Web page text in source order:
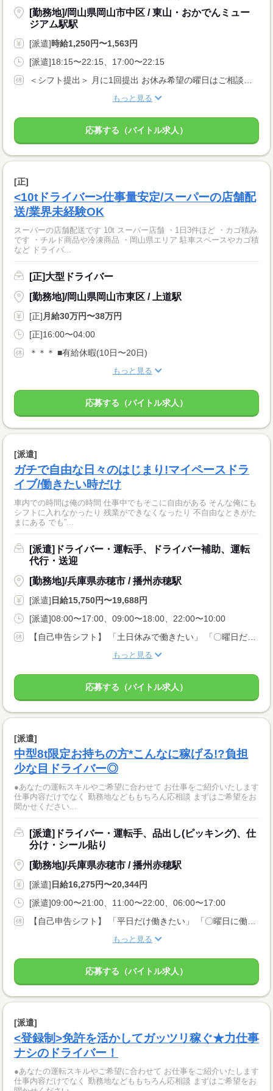
[勤務地]/岡山県岡山市中区 / 東山・おかでんミュー
ジアム駅駅
[派遣]時給1,250円〜1,563円
[派遣]18:15〜22:15、17:00〜22:15
＜シフト提出＞ 月に1回提出 お休み希望の曜日はご相談ください ＜歓迎！＞ 土日祝、年末、お正月、お盆、ゴールデンウィークの連休や、 クリスマス、バレンタインなどイベント時に出勤可能な方大歓迎！
もっと見る
応募する（バイトル求人）
[正]
<10tドライバー>仕事量安定/スーパーの店舗配
送/業界未経験OK
スーパーの店舗配送です 10t スーパー店舗 ・1日3件ほど ・カゴ積み
です ・チルド商品や冷凍商品 ・岡山県エリア 駐車スペースやカゴ積
など ドライバ...
[正]大型ドライバー
[勤務地]/岡山県岡山市東区 / 上道駅
[正]月給30万円〜38万円
[正]16:00〜04:00
＊＊＊ ■有給休暇(10日〜20日)
もっと見る
応募する（バイトル求人）
[派遣]
ガチで自由な日々のはじまり!マイペースドラ
イブ/働きたい時だけ
車内での時間は俺の時間 仕事中でもそこに自由がある そんな俺にも
シフトに入れなかったり 残業ができなくなったり 不自由なときがた
まにある でも”...
[派遣]ドライバー・運転手、ドライバー補助、運転
代行・送迎
[勤務地]/兵庫県赤穂市 / 播州赤穂駅
[派遣] 日給15,750円〜19,688円
[派遣]08:00〜17:00、09:00〜18:00、22:00〜10:00
【自己申告シフト】 「土日休みで働きたい」 「〇曜日だけ働きたい」 働きたい日は事前に選べます。 お休み希望の曜日・時間についても 面談の際に教えてくださいね。 ※こちらは中型以上のお仕事の例です
もっと見る
応募する（バイトル求人）
[派遣]
中型8t限定お持ちの方*こんなに稼げる!?負担
少な目ドライバー◎
●あなたの運転スキルやご希望に合わせて お仕事をご紹介いたします
仕事内容だけでなく 勤務地などももちろん応相談 まずはご希望をお
聞かせください...
[派遣]ドライバー・運転手、品出し(ピッキング)、仕
分け・シール貼り
[勤務地]/兵庫県赤穂市 / 播州赤穂駅
[派遣] 日給16,275円〜20,344円
[派遣]09:00〜21:00、11:00〜22:00、06:00〜17:00
【自己申告シフト】 「平日だけ働きたい」 「〇曜日に働きたい」 など、働き方は自分で選べます。 曜日・時間についてのご希望も 面談の際に教えてくださいね ※こちらは中型8t限定免許以上のお仕事の例です
もっと見る
応募する（バイトル求人）
[派遣]
<登録制>免許を活かしてガッツリ稼ぐ★力仕事
ナシのドライバー！
●あなたの運転スキルやご希望に合わせて お仕事をご紹介いたします
仕事内容だけでなく 勤務地などももちろん応相談 まずはご希望をお